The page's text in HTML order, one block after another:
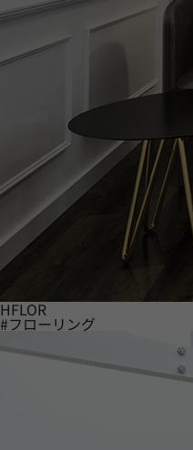
HFLOR
#フローリング